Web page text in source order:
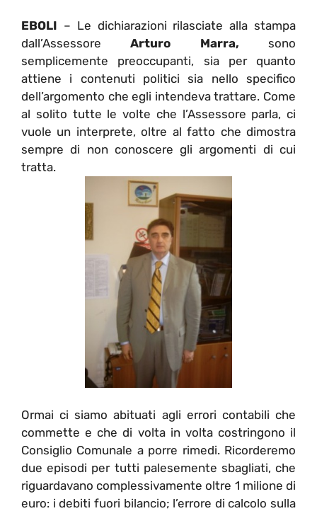
EBOLI – Le dichiarazioni rilasciate alla stampa
dall’AssessoreArturo Marra, sono
semplicemente preoccupanti, sia per quanto
attiene i contenuti politici sia nello specifico
dell’argomento che egli intendeva trattare. Come
al solito tutte le volte che l’Assessore parla, ci
vuole un interprete, oltre al fatto che dimostra
sempre di non conoscere gli argomenti di cui
tratta.
Ormai ci siamo abituati agli errori contabili che
commette e che di volta in volta costringono il
Consiglio Comunale a porre rimedi. Ricorderemo
due episodi per tutti palesemente sbagliati, che
riguardavano complessivamente oltre 1 milione di
euro: i debiti fuori bilancio; l’errore di calcolo sulla